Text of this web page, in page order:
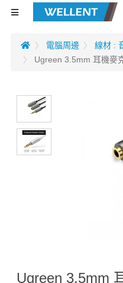
電腦周邊
線材 :
Ugreen 3.5mm 耳機麥
Ugreen 3.5mm